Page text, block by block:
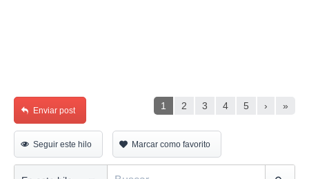
1 2 3 4 5 › »
Enviar post
Seguir este hilo Marcar como favorito